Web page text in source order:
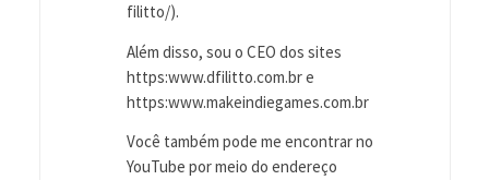
filitto/).
Além disso, sou o CEO dos sites
https:www.dfilitto.com.br e
https:www.makeindiegames.com.br
Você também pode me encontrar no
YouTube por meio do endereço